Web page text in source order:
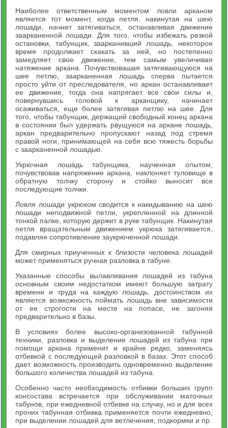
Наиболее ответственным моментом ловли арканом
является тот момент, когда петля, накинутая на шею
лошади, начнет затягиваться, останавливая движение
заарканенной лошади. Для того, чтобы избежать резкой
остановки, табунщик, заарканивший лошадь, некоторое
время продолжает скакать за ней, но постепенно
замедляет свое движение, тем самым увеличивая
натяжение аркана. Почувствовашая затягивающуюся на
шее петлю, заарканенная лошадь сперва пытается
просто уйти от преследователя, но аркан останавливает
ее движение, тогда она напрягает все свои силы и,
повернувшись головой к арканщику, начинает
осаживаться, еще более затягивая петлю на шее. Для
того, чтобы табунщик, держащий свободный конец аркана
в состоянии был удержать рвущуюся на аркане лошадь,
аркан предварительно пропускают назад под стремя
правой ноги, принимающей на себя всю тяжесть борьбы
с заарканенной лошадью.
Укрючная лошадь табунщика, наученная опытом,
почувствовав напряжение аркана, наклоняет туловище в
обратную толчку сторону и стойко выносит все
последующие толчки.
Ловля лошади укрюком сводится к накидыванию на шею
лошади неподвижной петли, укрепленной на длинной
тонкой палке, которую держит в руке табунщик. Накинутая
петля вращательным движением укрюка затягивается,
подавляя сопротивление заукрюченной лошади.
Для смирных приученных к близости человека лошадей
может применяться ручная разловка в табуне.
Указанные способы вылавливания лошадей из табуна
основным своим недостатком имеют большую затрату
времени и труда на каждую лошадь, достоинством их
является возможность поймать лошадь вне зависимости
от ее строгости на месте на попасе, не загоняя
предварительно в базы.
В условиях более высоко-организованной табунной
техники, разловка и выделение лошадей из табуна при
помощи аркана применит и крайне редко, заменяясь
отбивкой с последующей разловкой в базах. Этот способ
дает возможность производить одновременно выделение
большого количества лошадей из табуна.
Особенно часто необходимость отбивки больших групп
консостава встречается при обслуживании маточных
табунов, при ежедневной отбивке на случку, но и для всех
прочих табунная отбивка применяется почти ежедневно,
при выделении лошадей для ветлечения, подкормки и пр.